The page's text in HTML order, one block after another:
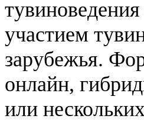
участием
зарубежья.
онлайн,
или